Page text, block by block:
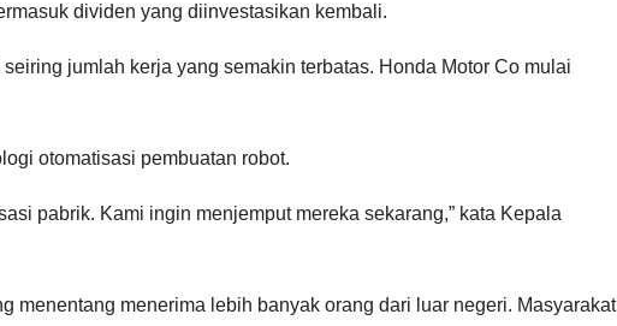
dividen yang diinvestasikan kembali.
jumlah kerja yang semakin terbatas. Honda Motor Co mulai
otomatisasi pembuatan robot.
pabrik. Kami ingin menjemput mereka sekarang,” kata Kepala
menentang menerima lebih banyak orang dari luar negeri. Masyarakat